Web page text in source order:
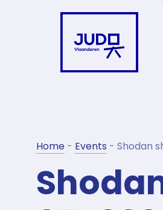
Home - Events - Shodan